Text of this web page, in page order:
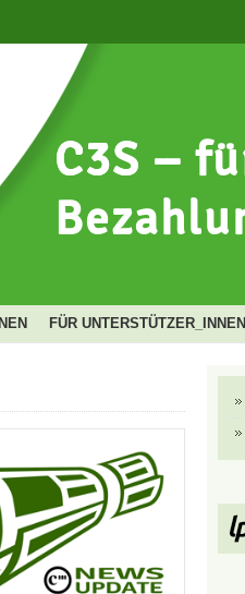
FÜR UNTERSTÜTZER_INNEN